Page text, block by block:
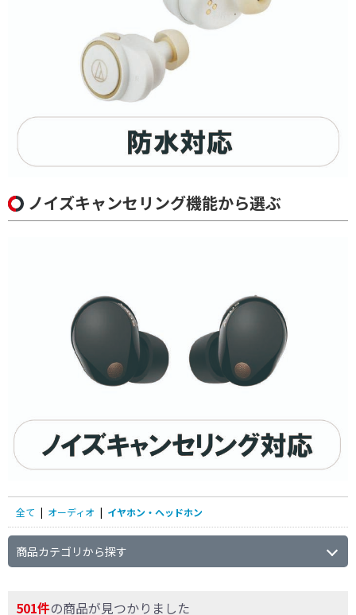
ノイズキャンセリング機能から選ぶ
全て | オーディオ | イヤホン・ヘッドホン
商品カテゴリから探す
501件の商品が見つかりました
条件で絞り込む
フリーワードで絞り込む
除外する
除外する にチェックを入れると、指定したワード
を除外して検索します。
価格で絞り込む
円~
円
ブランド名で絞り込む